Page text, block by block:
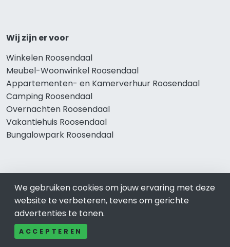
Wij zijn er voor
Winkelen Roosendaal
Meubel-Woonwinkel Roosendaal
Appartementen- en Kamerverhuur Roosendaal
Camping Roosendaal
Overnachten Roosendaal
Vakantiehuis Roosendaal
Bungalowpark Roosendaal
Klussenbedrijf Roosendaal
Notarissen Roosendaal
Taxateurs Roosendaal
Schoonmaakbedrijf Roosendaal
We gebruiken cookies om jouw ervaring met deze
website te verbeteren, tevens om gerichte
advertenties te tonen.
ACCEPTEREN